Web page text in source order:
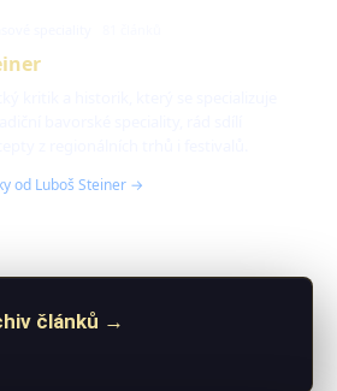
od Luboš Steiner →
článků →